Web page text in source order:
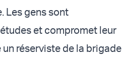
Les gens sont
et compromet leur
réserviste de la brigade